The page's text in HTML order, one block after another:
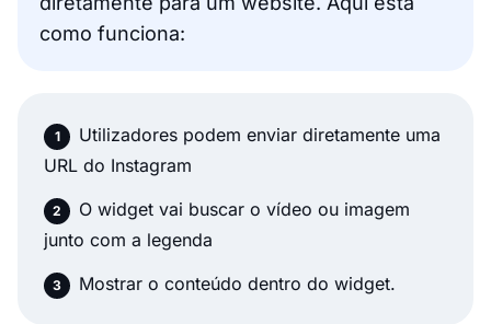
como funciona:
Utilizadores podem enviar diretamente uma
URL do Instagram
O widget vai buscar o vídeo ou imagem
junto com a legenda
Mostrar o conteúdo dentro do widget.